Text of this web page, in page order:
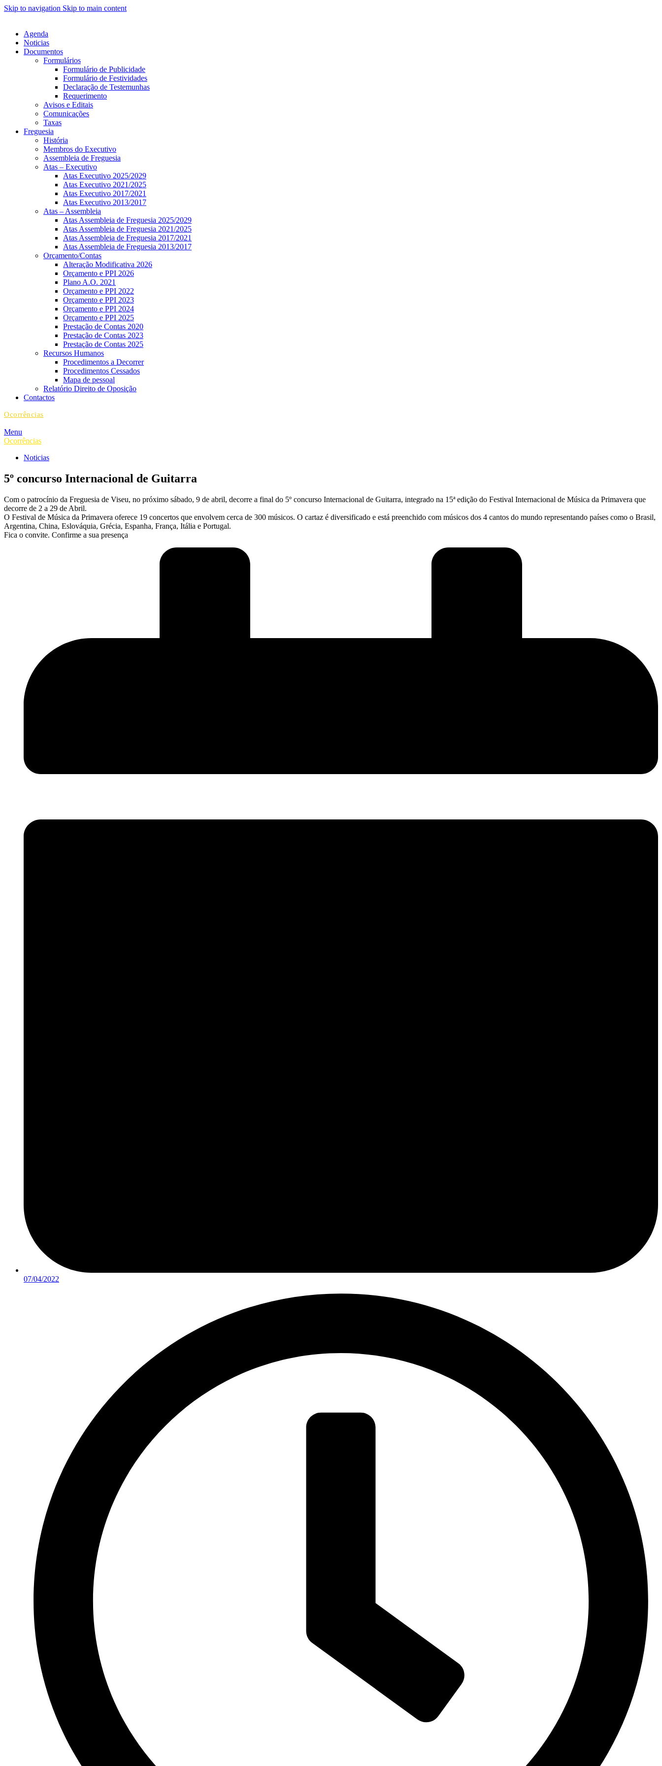
Skip to navigation Skip to main content
Agenda
Noticias
Documentos
Formulários
Formulário de Publicidade
Formulário de Festividades
Declaração de Testemunhas
Requerimento
Avisos e Editais
Comunicações
Taxas
Freguesia
História
Membros do Executivo
Assembleia de Freguesia
Atas – Executivo
Atas Executivo 2025/2029
Atas Executivo 2021/2025
Atas Executivo 2017/2021
Atas Executivo 2013/2017
Atas – Assembleia
Atas Assembleia de Freguesia 2025/2029
Atas Assembleia de Freguesia 2021/2025
Atas Assembleia de Freguesia 2017/2021
Atas Assembleia de Freguesia 2013/2017
Orçamento/Contas
Alteração Modificativa 2026
Orçamento e PPI 2026
Plano A.O. 2021
Orçamento e PPI 2022
Orçamento e PPI 2023
Orçamento e PPI 2024
Orçamento e PPI 2025
Prestação de Contas 2020
Prestação de Contas 2023
Prestação de Contas 2025
Recursos Humanos
Procedimentos a Decorrer
Procedimentos Cessados
Mapa de pessoal
Relatório Direito de Oposição
Contactos
Ocorrências
Menu
Ocorrências
Noticias
5º concurso Internacional de Guitarra
Com o patrocínio da Freguesia de Viseu, no próximo sábado, 9 de abril, decorre a final do 5º concurso Internacional de Guitarra, integrado na 15ª edição do Festival Internacional de Música da Primavera que
decorre de 2 a 29 de Abril.
O Festival de Música da Primavera oferece 19 concertos que envolvem cerca de 300 músicos. O cartaz é diversificado e está preenchido com músicos dos 4 cantos do mundo representando países como o Brasil,
Argentina, China, Eslováquia, Grécia, Espanha, França, Itália e Portugal.
Fica o convite. Confirme a sua presença
07/04/2022